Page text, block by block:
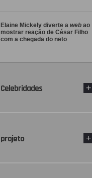
Elaine Mickely diverte a web ao
mostrar reação de César Filho
com a chegada do neto
Celebridades +
projeto +